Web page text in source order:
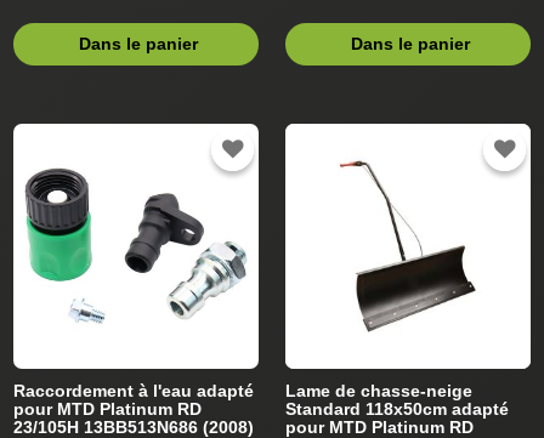
Dans le panier Dans le panier
Raccordement à l'eau adapté
pour MTD Platinum RD
23/105H 13BB513N686 (2008)
Lame de chasse-neige
Standard 118x50cm adapté
pour MTD Platinum RD